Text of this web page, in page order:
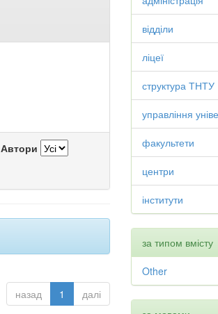
Автори
назад 1 далі
відділи
ліцеї
структура ТНТУ
управління
факультети
центри
інститути
за типом вмісту
Other